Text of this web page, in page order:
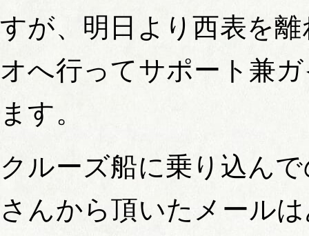
すが、明日より西表を
オへ行ってサポート兼
ます。
クルーズ船に乗り込ん
さんから頂いたメール